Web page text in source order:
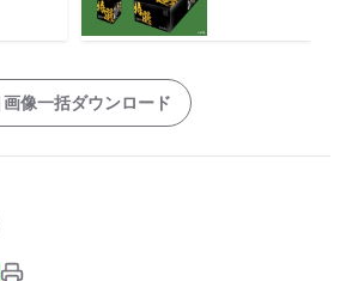
画像一括ダウンロード